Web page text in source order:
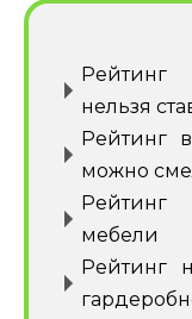
Рейтинг
нельзя
Рейтинг
можно
Рейтинг
мебели
Рейтинг